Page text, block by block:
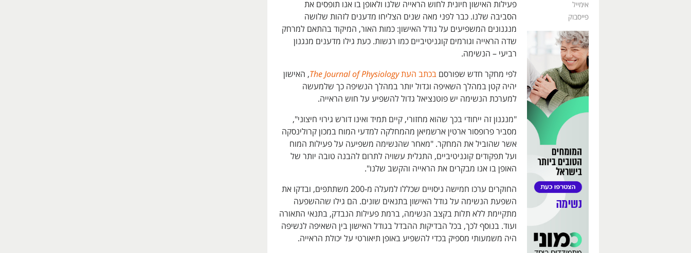
אימייל
פייסבוק
פעילות האישון חיונית לחוש הראייה שלנו ולאופן בו אנו תופסים את
הסביבה שלנו. כבר לפני מאה שנים הצליחו מדענים לזהות שלושה
מנגנונים המשפיעים על גודל האישון: כמות האור, המיקוד בהתאם למרחק
שדה הראייה וגורמים קוגניטיביים כמו רגשות. כעת גילו מדענים מנגנון
רביעי – הנשימה.
לפי מחקר חדש שפורסםבכתב העתThe Journal of Physiology, האישון
יהיה קטן במהלך השאיפה וגדול יותר במהלך הנשיפה כך שלמעשה
למערכת הנשימה יש פוטנציאל גדול להשפיע על חוש הראייה.
"מנגנון זה ייחודי בכך שהוא מחזורי, קיים תמיד ואינו דורש גירוי חיצוני",
מסביר פרופסור ארטין ארשמיאן מהמחלקה למדעי המוח במכון קרולינסקה
אשר שהוביל את המחקר. "מאחר שהנשימה משפיעה על פעילות המוח
ועל תפקודים קוגניטיביים, התגלית עשויה לתרום להבנה טובה יותר של
האופן בו אנו מבקרים את הראייה והקשב שלנו".
החוקרים ערכו חמישה ניסויים שכללו למעלה מ-200 משתתפים, ובדקו את
השפעת הנשימה על גודל האישון בתנאים שונים. הם גילו שההשפעה
מתקיימת ללא תלות בקצב הנשימה, ברמת פעילות הנבדק, בתנאי התאורה
ועוד. בנוסף לכך, בכל הבדיקות ההבדל בגודל האישון בין השאיפה לנשיפה
היה משמעותי מספיק בכדי להשפיע באופן תיאורטי על יכולת הראייה.